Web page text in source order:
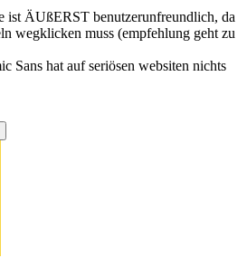
ist ÄUßERST benutzerunfreundlich, da
wegklicken muss (empfehlung geht zu
Sans hat auf seriösen websiten nichts